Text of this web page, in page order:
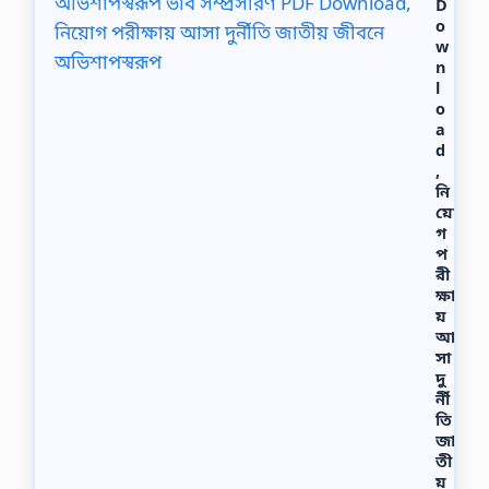
D
o
w
n
l
o
a
d
,
নি
য়ো
গ
প
রী
ক্ষা
য়
আ
সা
দু
র্নী
তি
জা
তী
য়